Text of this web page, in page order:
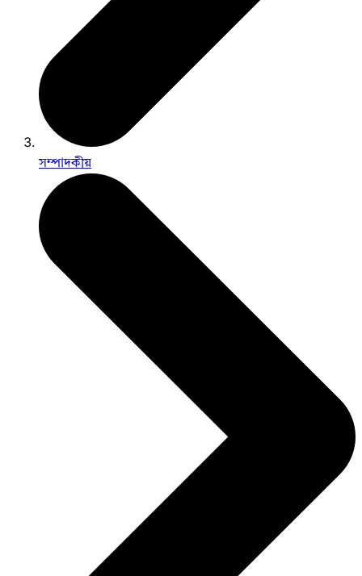
সম্পাদকীয়